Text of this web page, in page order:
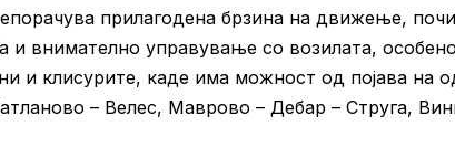
прилагодена брзина на движење,
и внимателно управување со возилата,
и клисурите, каде има можност од појава на
– Велес, Маврово – Дебар – Струга,